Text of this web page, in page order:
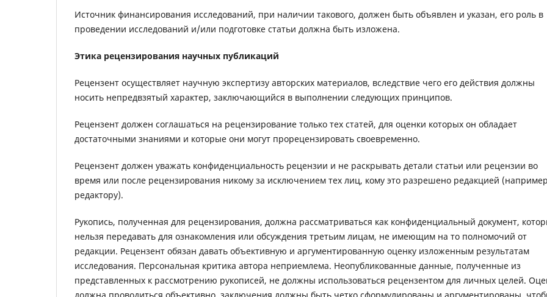
Источник финансирования исследований, при наличии такового, должен быть объявлен и указан, его роль в
проведении исследований и/или подготовке статьи должна быть изложена.
Этика рецензирования научных публикаций
Рецензент осуществляет научную экспертизу авторских материалов, вследствие чего его действия должны
носить непредвзятый характер, заключающийся в выполнении следующих принципов.
Рецензент должен соглашаться на рецензирование только тех статей, для оценки которых он обладает
достаточными знаниями и которые они могут прорецензировать своевременно.
Рецензент должен уважать конфиденциальность рецензии и не раскрывать детали статьи или рецензии во
время или после рецензирования никому за исключением тех лиц, кому это разрешено редакцией
редактору).
Рукопись, полученная для рецензирования, должна рассматриваться как конфиденциальный документ,
нельзя передавать для ознакомления или обсуждения третьим лицам, не имеющим на то полномочий от
редакции. Рецензент обязан давать объективную и аргументированную оценку изложенным результатам
исследования. Персональная критика автора неприемлема. Неопубликованные данные, полученные из
представленных к рассмотрению рукописей, не должны использоваться рецензентом для личных целей.